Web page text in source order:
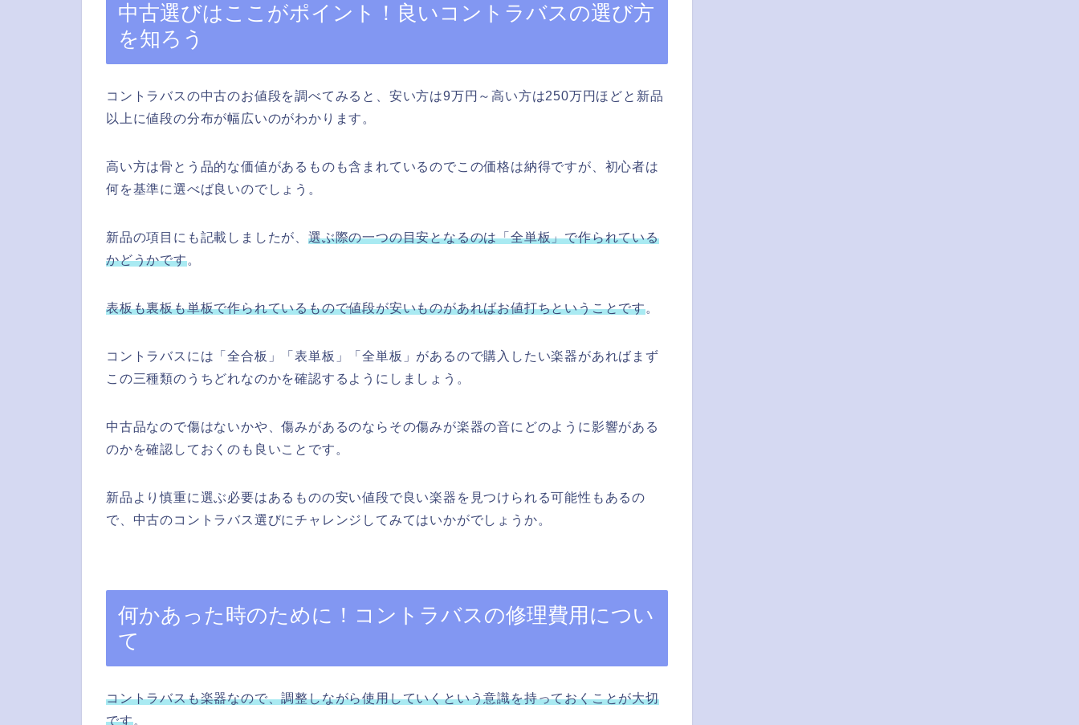
中古選びはここがポイント！良いコントラバスの選び方
を知ろう
コントラバスの中古のお値段を調べてみると、安い方は9万円～高い方は250万円ほどと新品
以上に値段の分布が幅広いのがわかります。
高い方は骨とう品的な価値があるものも含まれているのでこの価格は納得ですが、初心者は
何を基準に選べば良いのでしょう。
新品の項目にも記載しましたが、 選ぶ際の一つの目安となるのは「全単板」で作られている
かどうかです。
表板も裏板も単板で作られているもので値段が安いものがあればお値打ちということです。
コントラバスには「全合板」「表単板」「全単板」があるので購入したい楽器があればまず
この三種類のうちどれなのかを確認するようにしましょう。
中古品なので傷はないかや、傷みがあるのならその傷みが楽器の音にどのように影響がある
のかを確認しておくのも良いことです。
新品より慎重に選ぶ必要はあるものの安い値段で良い楽器を見つけられる可能性もあるの
で、中古のコントラバス選びにチャレンジしてみてはいかがでしょうか。
何かあった時のために！コントラバスの修理費用につい
て
コントラバスも楽器なので、調整しながら使用していくという意識を持っておくことが大切
です。